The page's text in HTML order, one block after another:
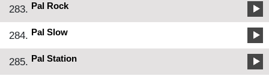
283. Pal Rock
284. Pal Slow
285. Pal Station